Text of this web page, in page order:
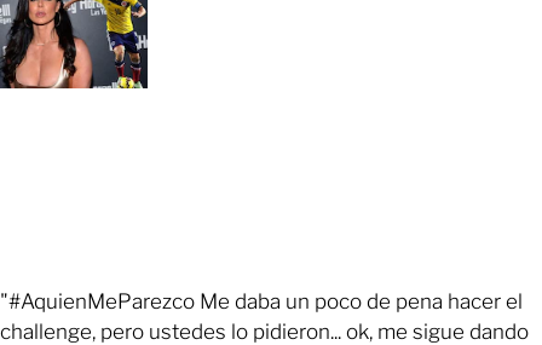
"#AquienMeParezco Me daba un poco de pena hacer el
challenge, pero ustedes lo pidieron... ok, me sigue dando